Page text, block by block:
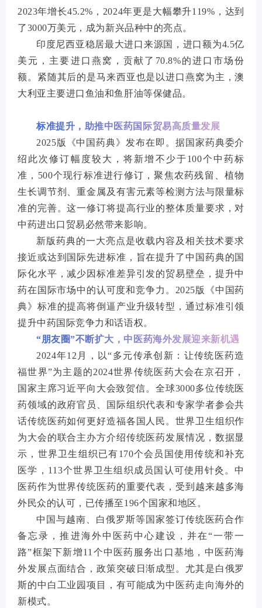
2023年增长45.2%，2024年更是大幅攀升119%，达到
了3000万美元，成为新兴品种中的亮点。
印度尼西亚稳居最大进口来源国，进口额为4.5亿
美元，主要进口燕窝，贡献了70.8%的进口市场份
额。紧随其后的是马来西亚也是以进口燕窝为主，澳
大利亚主要进口鱼油和鱼肝油等保健品。
标准提升，助推中医药国际贸易高质量发展
2025版《中国药典》发布在即。据国家药典委介
绍此次修订幅度较大，将新增不少于100个中药标
准，500个现行标准进行修订，聚焦农药残留、植物
生长调节剂、重金属及有害元素等检测方法与限量标
准的完善。这一修订将提高行业的整体质量要求，对
中药进出口贸易必然带来影响。
新版药典的一大亮点是收载内容及相关技术要求
接近或达到国际先进标准，旨在提升了中国药典的国
际化水平，减少因标准差异引发的贸易壁垒，提升中
药在国际市场中的认可度和竞争力。2025版《中国药
典》标准的提高将倒逼产业升级转型，通过标准引领
提升中药国际竞争力和话语权。
“朋友圈”不断扩大，中医药海外发展迎来新机遇
2024年12月，以“多元传承创新：让传统医药造
福世界”为主题的2024世界传统医药大会在京召开，
国家主席习近平向大会致贺信。全球3000多位传统医
药领域的政府官员、国际组织代表和专家学者参会共
话传统医药如何更好造福各国人民。世界卫生组织作
为大会的联合主办方介绍传统医药发展情况，数据显
示，世界卫生组织已有170个会员国使用传统和补充
医学，113个世界卫生组织成员国认可使用针灸。中
医药作为世界传统医药的重要代表，受到越来越多海
外民众的认可，已传播至196个国家和地区。
中国与越南、白俄罗斯等国家签订传统医药合作
备忘录，推进海外中医药中心建设，并在“一带一
路”框架下新增11个中医药服务出口基地，中医药海
外发展点面结合，政策突破日渐成型。尤其是白俄罗
斯的中白工业园项目，有可能成为中医药走向海外的
新模式。